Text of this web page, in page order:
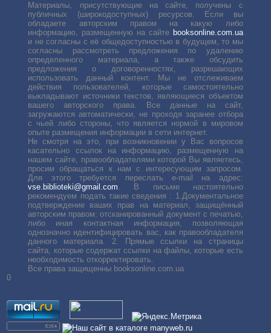
Материалы, присутствующие на сайте, получены с
публичных (широкодоступных) ресурсов. Если вы
обладаете авторским правом на какую либо
информацию, размещенную на сайте booksonline.com.ua
и не согласны с её общедоступностью в будущем, то мы
согласны рассмотреть предложения по удалению
определенного материала, а также обсудить
предложения о договоренностях, разрешающих
использовать данный контент. Мы не отслеживаем
действия пользователей, которые самостоятельно
выкладывают источники текстов, являющиеся объектом
вашего авторского права. Все данные на сайт,
загружаются автоматически, не проходя заранее отбора
с чьей либо стороны, что является нормой в мировом
опыте размещения информации в сети интернет.
Не смотря на это, при возникновении у Вас вопросов
касательно ссылок на информацию, размещенную на
нашем сайте, правообладателями которой Вы являетесь,
просим обращаться к нам с интересующим запросом.
Для этого требуется переслать е-mail на адрес:
vse.biblioteki@gmail.com. В письме настоятельно
рекомендуем подать такие сведения : 1.Документальное
подтверждение ваших прав на материал, защищённый
авторским правом: отсканированный документ с печатью,
либо иная контактная информация, позволяющая
однозначно идентифицировать вас, как правообладателя
данного материала. 2. Прямые ссылки на страницы
сайта, которые содержат ссылки на файлы, которые есть
необходимость откорректировать.
Все права защищенны booksonline.com.ua
0